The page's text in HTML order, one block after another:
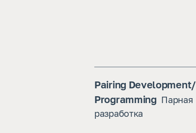
Pairing Development/
Programming Парная
разработка